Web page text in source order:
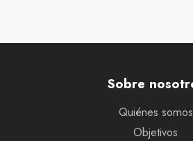
Sobre
Quiénes somos
Objetivos